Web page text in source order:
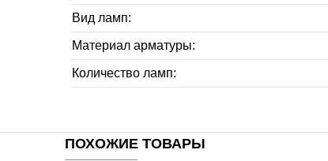
Вид ламп:
Материал арматуры:
Количество ламп:
ПОХОЖИЕ ТОВАРЫ